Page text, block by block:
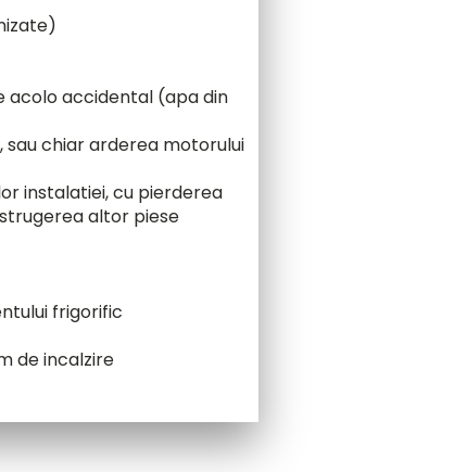
acolo accidental (apa din
chiar arderea motorului
instalatiei, cu pierderea
altor piese
frigorific
de incalzire